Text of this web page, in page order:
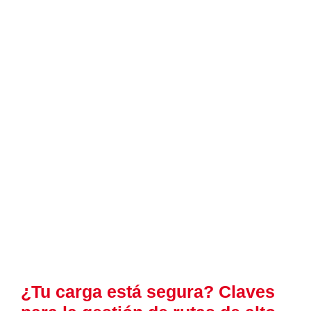
¿Tu carga está segura? Claves